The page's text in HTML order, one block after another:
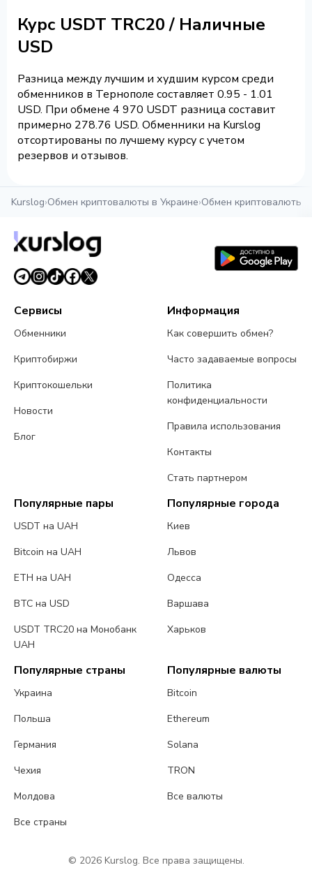
Курс USDT TRC20 / Наличные
USD
Разница между лучшим и худшим курсом среди
обменников в Тернополе составляет 0.95 - 1.01
USD. При обмене 4 970 USDT разница составит
примерно 278.76 USD. Обменники на Kurslog
отсортированы по лучшему курсу с учетом
резервов и отзывов.
Kurslog›Обмен криптовалюты в Украине›Обмен криптовалюты
Сервисы
Обменники
Криптобиржи
Криптокошельки
Новости
Блог
Информация
Как совершить обмен?
Часто задаваемые вопросы
Политика
конфиденциальности
Правила использования
Контакты
Стать партнером
Популярные пары
USDT на UAH
Bitcoin на UAH
ETH на UAH
BTC на USD
USDT TRC20 на Монобанк
UAH
Популярные города
Киев
Львов
Одесса
Варшава
Харьков
Популярные страны
Украина
Польша
Германия
Чехия
Молдова
Все страны
Популярные валюты
Bitcoin
Ethereum
Solana
TRON
Все валюты
© 2026 Kurslog. Все права защищены.